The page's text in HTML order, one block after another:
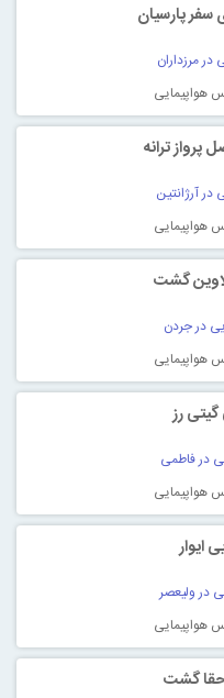
سفر پارسیان
مرزداران
هواپیمایی
پرواز ترانه
در آرژانتین
هواپیمایی
گشت
در جردن
هواپیمایی
رز
در فاطمی
هواپیمایی
ایوار
در ولیعصر
هواپیمایی
گشت